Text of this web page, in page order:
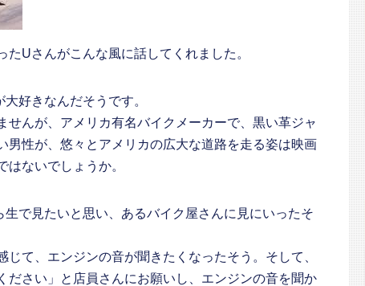
Uさんがこんな風に話してくれました。
好きなんだそうです。
せんが、アメリカ有名バイクメーカーで、黒い革ジャ
男性が、悠々とアメリカの広大な道路を走る姿は映画
はないでしょうか。
で見たいと思い、あるバイク屋さんに見にいったそ
て、エンジンの音が聞きたくなったそう。そして、
ださい」と店員さんにお願いし、エンジンの音を聞か